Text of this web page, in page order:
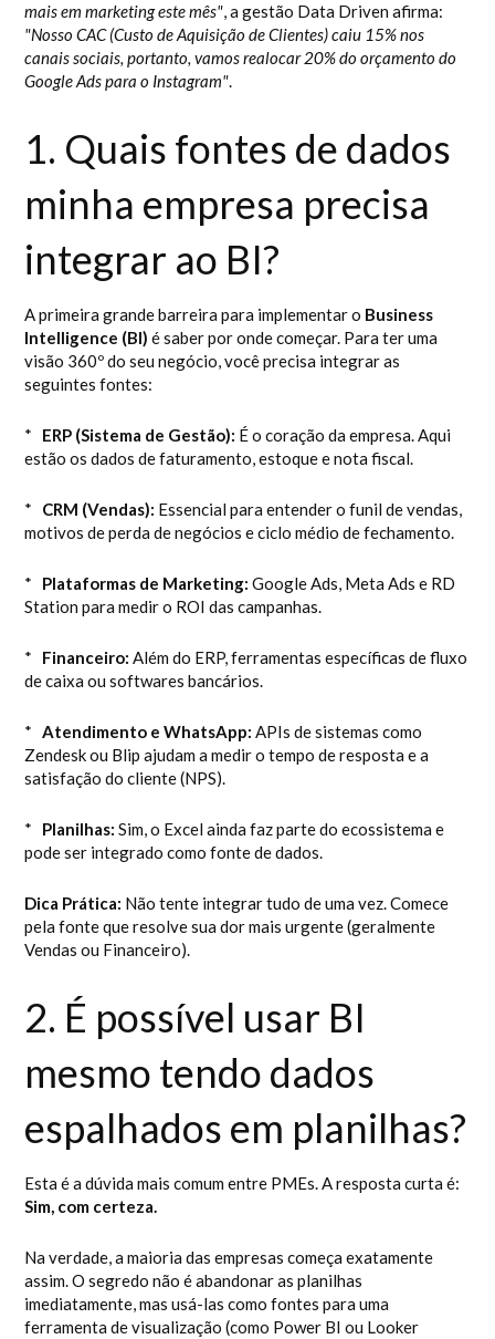
mais em marketing este mês", a gestão Data Driven afirma:
"Nosso CAC (Custo de Aquisição de Clientes) caiu 15% nos
canais sociais, portanto, vamos realocar 20% do orçamento do
Google Ads para o Instagram".
1. Quais fontes de dados
minha empresa precisa
integrar ao BI?
A primeira grande barreira para implementar o Business
Intelligence (BI) é saber por onde começar. Para ter uma
visão 360º do seu negócio, você precisa integrar as
seguintes fontes:
* ERP (Sistema de Gestão): É o coração da empresa. Aqui
estão os dados de faturamento, estoque e nota fiscal.
* CRM (Vendas): Essencial para entender o funil de vendas,
motivos de perda de negócios e ciclo médio de fechamento.
* Plataformas de Marketing: Google Ads, Meta Ads e RD
Station para medir o ROI das campanhas.
* Financeiro: Além do ERP, ferramentas específicas de fluxo
de caixa ou softwares bancários.
*Atendimento e WhatsApp: APIs de sistemas como
Zendesk ou Blip ajudam a medir o tempo de resposta e a
satisfação do cliente (NPS).
* Planilhas: Sim, o Excel ainda faz parte do ecossistema e
pode ser integrado como fonte de dados.
Dica Prática: Não tente integrar tudo de uma vez. Comece
pela fonte que resolve sua dor mais urgente (geralmente
Vendas ou Financeiro).
2. É possível usar BI
mesmo tendo dados
espalhados em planilhas?
Esta é a dúvida mais comum entre PMEs. A resposta curta é:
Sim, com certeza.
Na verdade, a maioria das empresas começa exatamente
assim. O segredo não é abandonar as planilhas
imediatamente, mas usá-las como fontes para uma
ferramenta de visualização (como Power BI ou Looker